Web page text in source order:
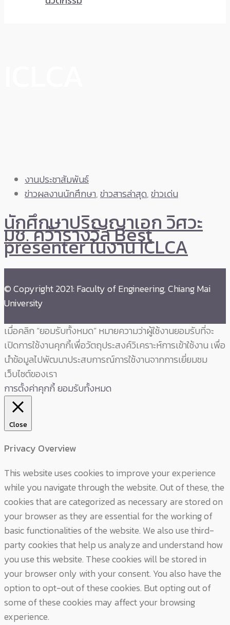
งานประชาสัมพันธ์
ข่าวผลงานนักศึกษา,ข่าวสารล่าสุด,ข่าวเด่น
นักศึกษาปริญญาเอก วิศวะ
มช. คว้ารางวัล Best
presenter ในงาน ICLCA
© Copyright 2021: Faculty of Engineering, Chiang Mai
University
เมื่อคลิก “ยอมรับทั้งหมด” หมายความว่าผู้ใช้งานยอมรับที่จะ
เปิดการใช้งานคุกกี้เพื่อวัตถุประสงค์วิเคราะห์การเข้าใช้งาน เพื่อ
นำข้อมูลไปพัฒนาประสบการณ์การใช้งานจากการเยี่ยมชม
เว็บไซต์ของเรา
การตั้งค่าคุกกี้ยอมรับทั้งหมด
Close
Privacy Overview
This website uses cookies to improve your experience
while you navigate through the website. Out of these, the
cookies that are categorized as necessary are stored on
your browser as they are essential for the working of
basic functionalities of the website. We also use third-
party cookies that help us analyze and understand how
you use this website. These cookies will be stored in
your browser only with your consent. You also have the
option to opt-out of these cookies. But opting out of
some of these cookies may affect your browsing
experience.